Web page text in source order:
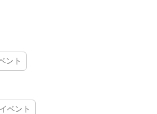
ント
ベント